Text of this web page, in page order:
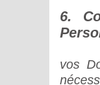
6.
vos